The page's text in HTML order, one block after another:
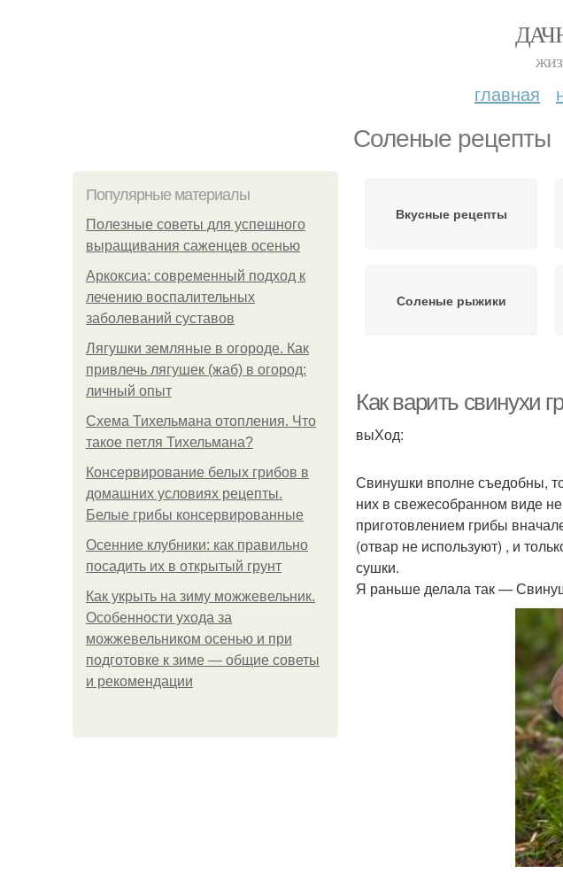
главная
Соленые рецепты
Популярные материалы
Полезные советы для успешного
выращивания саженцев осенью
Аркоксиа: современный подход к
лечению воспалительных
заболеваний суставов
Лягушки земляные в огороде. Как
привлечь лягушек (жаб) в огород:
личный опыт
Схема Тихельмана отопления. Что
такое петля Тихельмана?
Консервирование белых грибов в
домашних условиях рецепты.
Белые грибы консервированные
Осенние клубники: как правильно
посадить их в открытый грунт
Как укрыть на зиму можжевельник.
Особенности ухода за
можжевельником осенью и при
подготовке к зиме — общие советы
и рекомендации
Вкусные рецепты
Соленые рыжики
Как варить свинухи
выХод:
Свинушки вполне съедобны,
них в свежесобранном виде
приготовлением грибы
(отвар не используют) , и
сушки.
Я раньше делала так —